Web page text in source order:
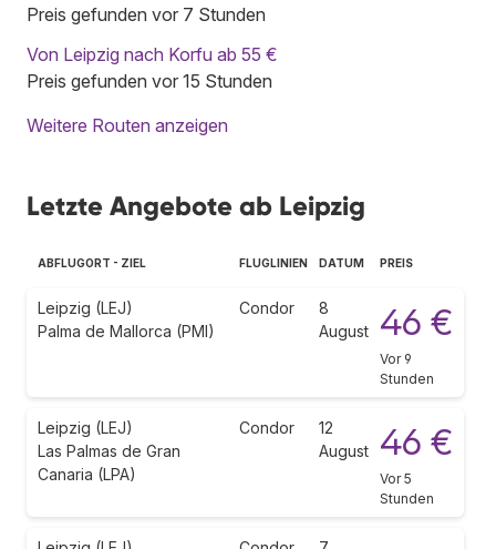
Preis gefunden vor 7 Stunden
Von Leipzig nach Korfu ab 55 €
Preis gefunden vor 15 Stunden
Weitere Routen anzeigen
Letzte Angebote ab Leipzig
ABFLUGORT - ZIEL FLUGLINIEN DATUM PREIS
Leipzig (LEJ)
Palma de Mallorca (PMI)
Condor
8
August
46 €
Vor 9
Stunden
Leipzig (LEJ)
Las Palmas de Gran
Canaria (LPA)
Condor
12
August
46 €
Vor 5
Stunden